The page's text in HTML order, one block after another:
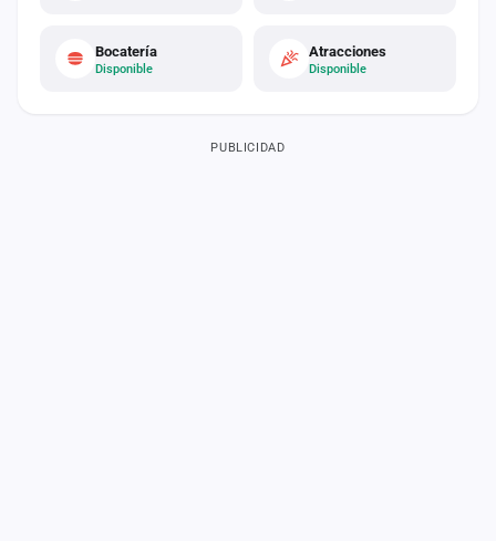
Bocatería
Disponible
Atracciones
Disponible
PUBLICIDAD